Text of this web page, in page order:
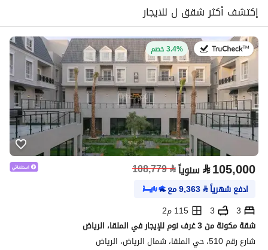
إكتشف أكثر شقق ل للايجار
في:27 يوليو 20263.4% خصم
⃁105,000 سنوياً⃁
108,779
ادفع شهرياً⃁
9,363مع
3
3
115 م2
شقة مكونة من 3 غرف نوم للإيجار في الملقا، الرياض
شارع رقم 510، حي الملقا، شمال الرياض، الرياض